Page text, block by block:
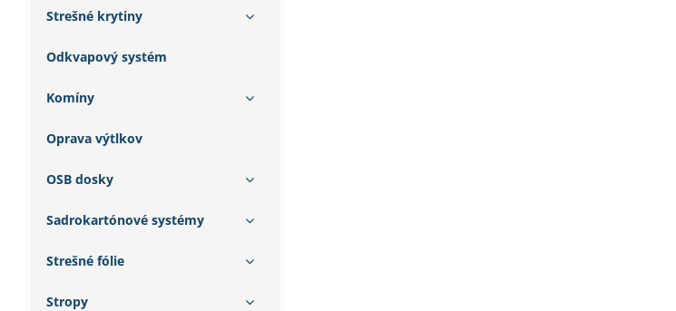
Strešné krytiny
Odkvapový systém
Komíny
Oprava výtlkov
OSB dosky
Sadrokartónové systémy
Strešné fólie
Stropy